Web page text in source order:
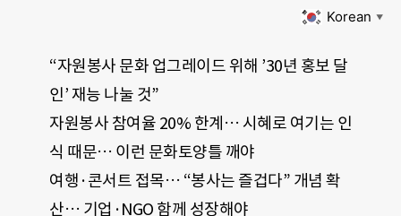
Korean ▼
“자원봉사 문화 업그레이드 위해 ’30년 홍보 달
인’ 재능 나눌 것”
자원봉사 참여율 20% 한계… 시혜로 여기는 인
식 때문… 이런 문화토양틀 깨야
여행·콘서트 접목… “봉사는 즐겁다” 개념 확
산… 기업·NGO 함께 성장해야